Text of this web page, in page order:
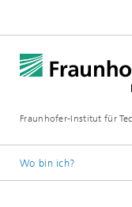
Fraunhofer-Institut für
Wo bin ich?